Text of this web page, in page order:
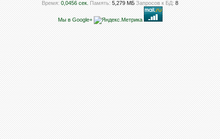
Время: 0,0456 сек. Память: 5,279 МБ Запросов к БД: 8
Мы в Google+